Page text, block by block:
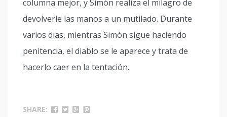
columna mejor, y Simón realiza el milagro de
devolverle las manos a un mutilado. Durante
varios días, mientras Simón sigue haciendo
penitencia, el diablo se le aparece y trata de
hacerlo caer en la tentación.
SHARE: